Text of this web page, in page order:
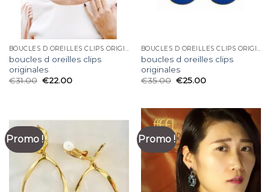
BOUCLES D OREILLES CLIPS ORIGINALES
boucles d oreilles clips
originales
€31.00 €22.00
BOUCLES D OREILLES CLIPS ORIGINALES
boucles d oreilles clips
originales
€35.00 €25.00
Promo ! Promo !